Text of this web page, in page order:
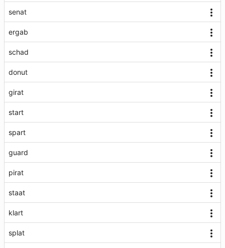
senat
ergab
schad
donut
girat
start
spart
guard
pirat
staat
klart
splat